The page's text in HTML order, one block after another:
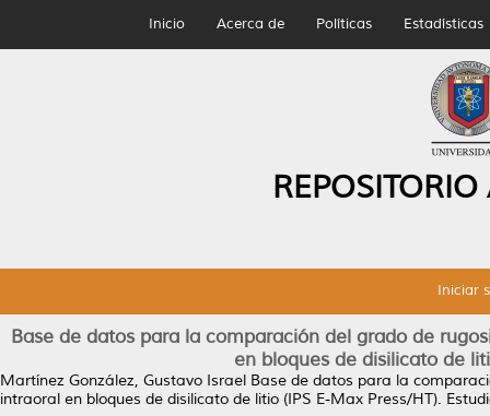
Inicio Acerca de Políticas Estadísticas
Iniciar
Base de datos para la comparación del grado de
en bloques de disilicato de
Martínez González, Gustavo Israel Base de datos para la
intraoral en bloques de disilicato de litio (IPS E-Max Press/HT).